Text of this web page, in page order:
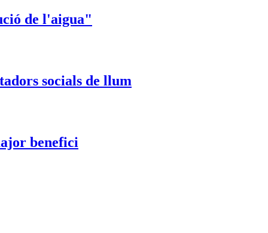
de l'aigua"
socials de llum
benefici